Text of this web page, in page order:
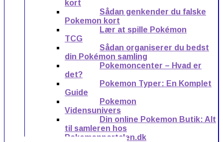
kort
Sådan genkender du falske
Pokemon kort
Lær at spille Pokémon
TCG
Sådan organiserer du bedst
din Pokémon samling
Pokemoncenter – Hvad er
det?
Pokemon Typer: En Komplet
Guide
Pokemon
Vidensunivers
Din online Pokemon Butik: Alt
til samleren hos
Pokemonportalen.dk